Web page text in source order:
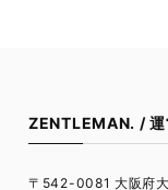
ZENTLEMAN. / 運
〒542-0081 大阪府